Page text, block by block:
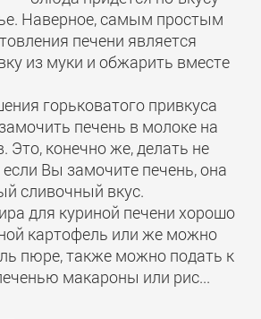
Наверное, самым простым
печени является
из муки и обжарить вместе
горьковатого привкуса
печень в молоке на
Это, конечно же, делать не
Вы замочите печень, она
сливочный вкус.
для куриной печени хорошо
картофель или же можно
пюре, также можно подать к
макароны или рис...